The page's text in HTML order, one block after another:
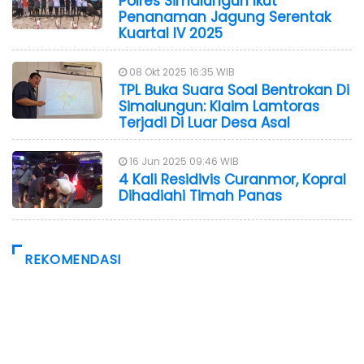
Penanaman Jagung Serentak
Kuartal IV 2025
08 Okt 2025 16:35 WIB
TPL Buka Suara Soal Bentrokan Di
Simalungun: Klaim Lamtoras
Terjadi Di Luar Desa Asal
16 Jun 2025 09:46 WIB
4 Kali Residivis Curanmor, Kopral
Dihadiahi Timah Panas
REKOMENDASI